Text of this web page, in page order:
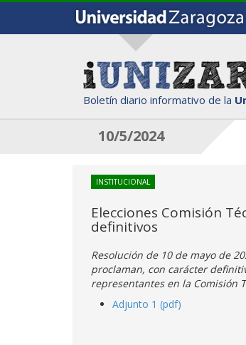
Boletín diario informativo de la
10/5/2024
INSTITUCIONAL
Elecciones Comisión
definitivos
Resolución de 10 de mayo de
proclaman, con carácter
representantes en la Comisión
Adjunto 1 (pdf)